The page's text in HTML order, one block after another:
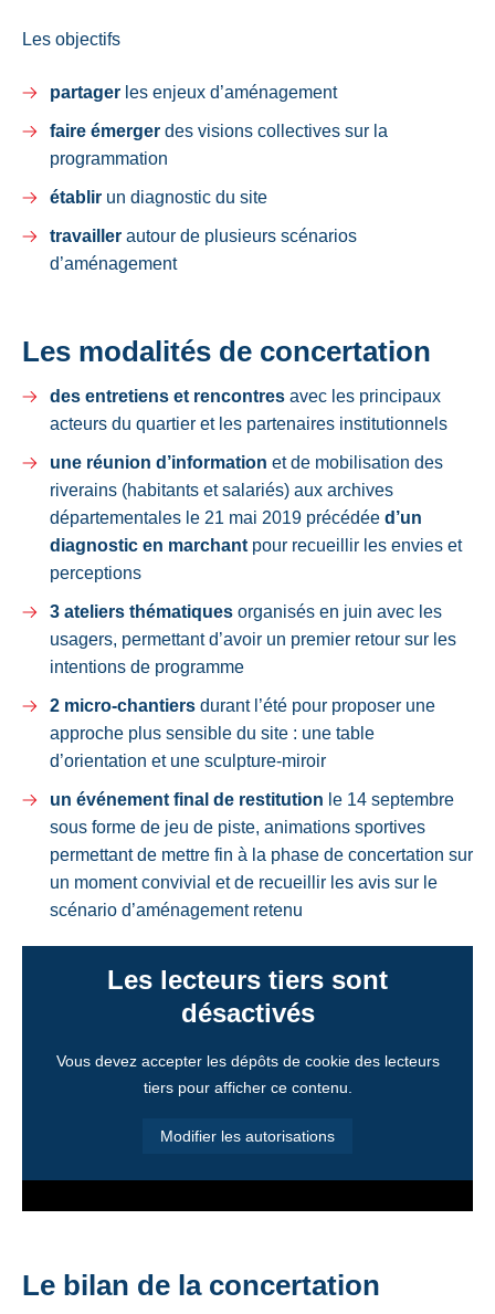
Les objectifs
partager les enjeux d’aménagement
faire émerger des visions collectives sur la
programmation
établir un diagnostic du site
travailler autour de plusieurs scénarios
d’aménagement
Les modalités de concertation
des entretiens et rencontres avec les principaux
acteurs du quartier et les partenaires institutionnels
une réunion d’information et de mobilisation des
riverains (habitants et salariés) aux archives
départementales le 21 mai 2019 précédée d’un
diagnostic en marchant pour recueillir les envies et
perceptions
3 ateliers thématiques organisés en juin avec les
usagers, permettant d’avoir un premier retour sur les
intentions de programme
2 micro-chantiers durant l’été pour proposer une
approche plus sensible du site : une table
d’orientation et une sculpture-miroir
un événement final de restitution le 14 septembre
sous forme de jeu de piste, animations sportives
permettant de mettre fin à la phase de concertation sur
un moment convivial et de recueillir les avis sur le
scénario d’aménagement retenu
Les lecteurs tiers sont
désactivés
Vous devez accepter les dépôts de cookie des lecteurs
tiers pour afficher ce contenu.
Modifier les autorisations
Le bilan de la concertation